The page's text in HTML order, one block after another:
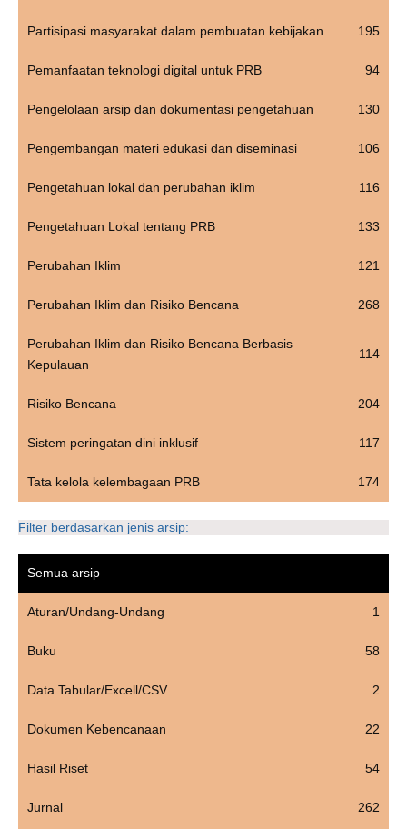
Partisipasi masyarakat dalam pembuatan kebijakan 195
Pemanfaatan teknologi digital untuk PRB 94
Pengelolaan arsip dan dokumentasi pengetahuan 130
Pengembangan materi edukasi dan diseminasi 106
Pengetahuan lokal dan perubahan iklim 116
Pengetahuan Lokal tentang PRB 133
Perubahan Iklim 121
Perubahan Iklim dan Risiko Bencana 268
Perubahan Iklim dan Risiko Bencana Berbasis
Kepulauan
114
Risiko Bencana 204
Sistem peringatan dini inklusif 117
Tata kelola kelembagaan PRB 174
Filter berdasarkan jenis arsip:
Semua arsip
Aturan/Undang-Undang 1
Buku 58
Data Tabular/Excell/CSV 2
Dokumen Kebencanaan 22
Hasil Riset 54
Jurnal 262